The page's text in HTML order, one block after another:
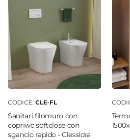
CODICE: CLE-FL
Sanitari filomuro con
copriwc softclose con
sgancio rapido - Clessidra